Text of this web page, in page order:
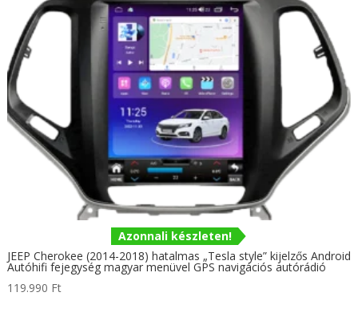
Azonnali készleten!
JEEP Cherokee (2014-2018) hatalmas „Tesla style” kijelzős Android
Autóhifi fejegység magyar menüvel GPS navigációs autórádió
119.990 Ft